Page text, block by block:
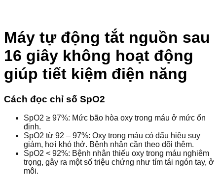
Máy tự động tắt nguồn sau
16 giây không hoạt động
giúp tiết kiệm điện năng
Cách đọc chỉ số SpO2
SpO2 ≥ 97%: Mức bão hòa oxy trong máu ở mức ổn
định.
SpO2 từ 92 – 97%: Oxy trong máu có dấu hiệu suy
giảm, hơi khó thở. Bệnh nhân cần theo dõi thêm.
SpO2 < 92%: Bệnh nhân thiếu oxy trong máu nghiêm
trọng, gây ra một số triệu chứng như tím tái ngón tay, ở
môi.